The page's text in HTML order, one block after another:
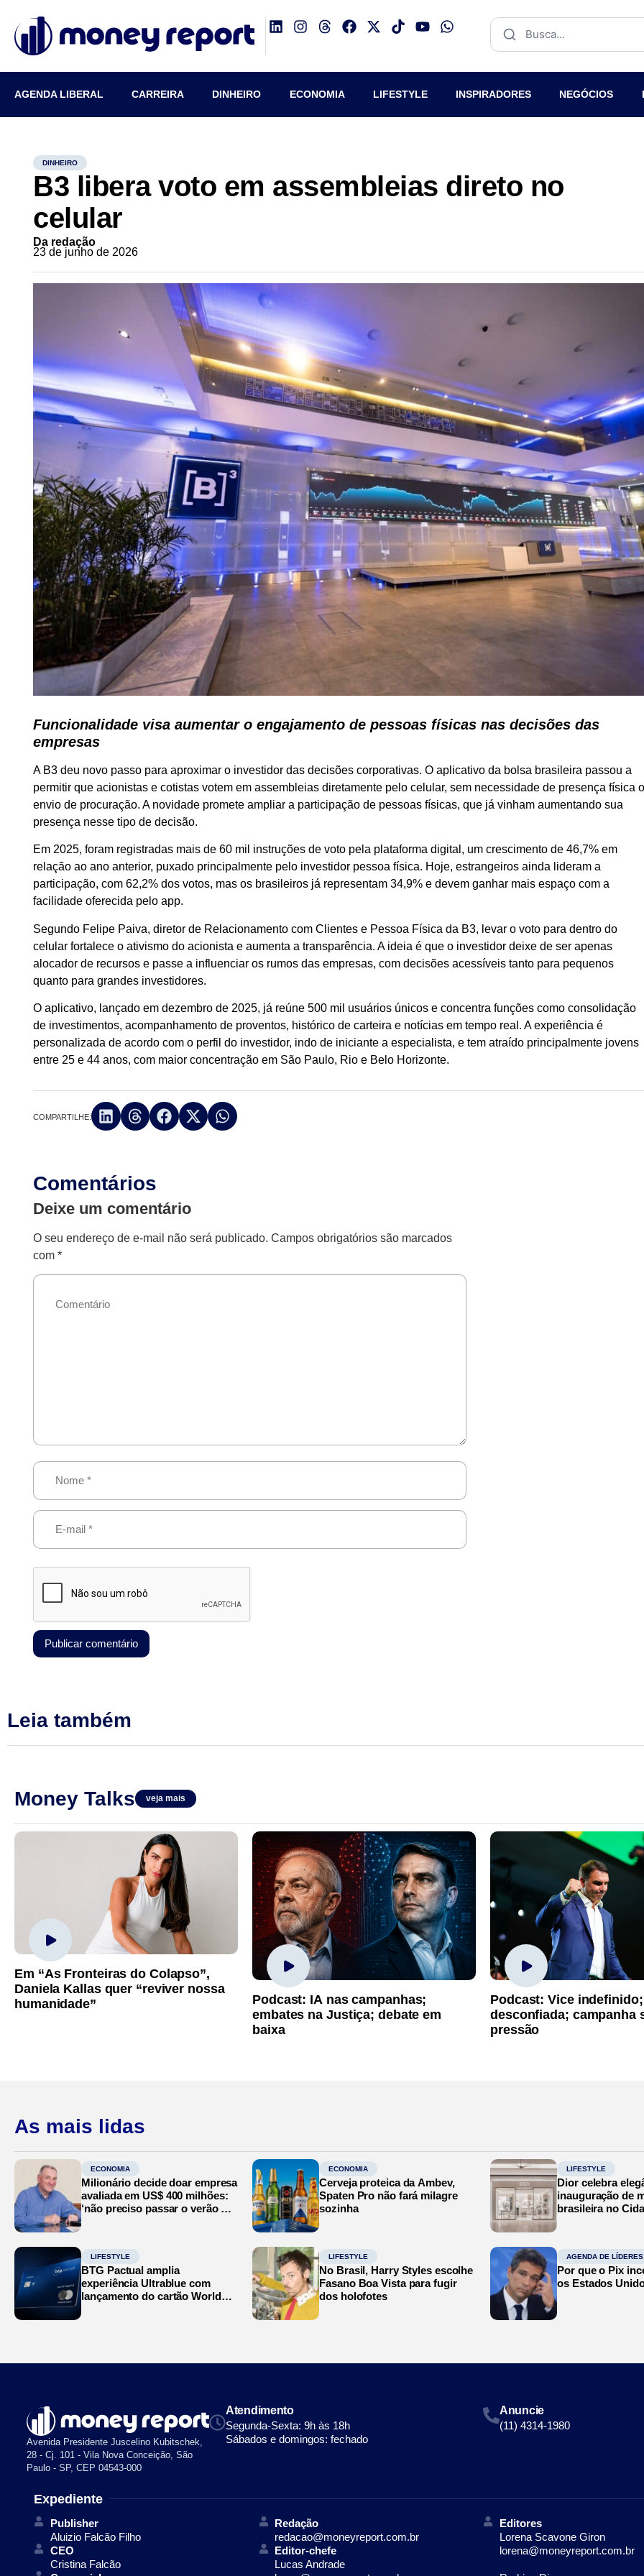
AGENDA LIBERAL CARREIRA DINHEIRO ECONOMIA LIFESTYLE INSPIRADORES NEGÓCIOS
DINHEIRO
B3 libera voto em assembleias direto no
celular
Da redação
23 de junho de 2026
Funcionalidade visa aumentar o engajamento de pessoas físicas nas decisões das
empresas
A B3 deu novo passo para aproximar o investidor das decisões corporativas. O aplicativo da bolsa brasileira passou a
permitir que acionistas e cotistas votem em assembleias diretamente pelo celular, sem necessidade de presença física
envio de procuração. A novidade promete ampliar a participação de pessoas físicas, que já vinham aumentando sua
presença nesse tipo de decisão.
Em 2025, foram registradas mais de 60 mil instruções de voto pela plataforma digital, um crescimento de 46,7% em
relação ao ano anterior, puxado principalmente pelo investidor pessoa física. Hoje, estrangeiros ainda lideram a
participação, com 62,2% dos votos, mas os brasileiros já representam 34,9% e devem ganhar mais espaço com a
facilidade oferecida pelo app.
Segundo Felipe Paiva, diretor de Relacionamento com Clientes e Pessoa Física da B3, levar o voto para dentro do
celular fortalece o ativismo do acionista e aumenta a transparência. A ideia é que o investidor deixe de ser apenas
alocador de recursos e passe a influenciar os rumos das empresas, com decisões acessíveis tanto para pequenos
quanto para grandes investidores.
O aplicativo, lançado em dezembro de 2025, já reúne 500 mil usuários únicos e concentra funções como consolidação
de investimentos, acompanhamento de proventos, histórico de carteira e notícias em tempo real. A experiência é
personalizada de acordo com o perfil do investidor, indo de iniciante a especialista, e tem atraído principalmente jovens
entre 25 e 44 anos, com maior concentração em São Paulo, Rio e Belo Horizonte.
COMPARTILHE:
Comentários
Deixe um comentário
O seu endereço de e-mail não será publicado. Campos obrigatórios são marcados
com*
Leia também
Money Talks veja mais
Em “As Fronteiras do Colapso”,
Daniela Kallas quer “reviver nossa
humanidade”
Podcast: IA nas campanhas;
embates na Justiça; debate em
baixa
Podcast: Vice
desconfiada; campanha
pressão
As mais lidas
ECONOMIA
Milionário decide doar empresa
avaliada em US$ 400 milhões:
‘não preciso passar o verão no
ECONOMIA
Cerveja proteica da Ambev,
Spaten Pro não fará milagre
sozinha
LIFESTYLE
Dior celebra
inauguração de
brasileira no
LIFESTYLE
BTG Pactual amplia
experiência Ultrablue com
lançamento do cartão World
LIFESTYLE
No Brasil, Harry Styles escolhe
Fasano Boa Vista para fugir
dos holofotes
AGENDA DE LÍDERES
Por que o Pix
os Estados
Avenida Presidente Juscelino Kubitschek,
28 - Cj. 101 - Vila Nova Conceição, São
Paulo - SP, CEP 04543-000
Atendimento
Segunda-Sexta: 9h às 18h
Sábados e domingos: fechado
Anuncie
(11) 4314-1980
Expediente
Publisher
Aluizio Falcão Filho
CEO
Cristina Falcão
Redação
redacao@moneyreport.com.br
Editor-chefe
Lucas Andrade
Editores
Lorena Scavone Giron
lorena@moneyreport.com.br